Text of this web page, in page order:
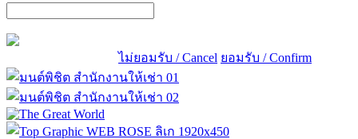
ไม่ยอมรับ / Cancel ยอมรับ / Confirm